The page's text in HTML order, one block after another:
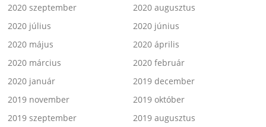
2020 szeptember
2020 augusztus
2020 július
2020 június
2020 május
2020 április
2020 március
2020 február
2020 január
2019 december
2019 november
2019 október
2019 szeptember
2019 augusztus